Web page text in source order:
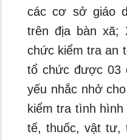
các cơ sở giáo
trên địa bàn xã;
chức kiểm tra an
tổ chức được 03
yếu nhắc nhở
kiểm tra tình
tế, thuốc, vật tư,